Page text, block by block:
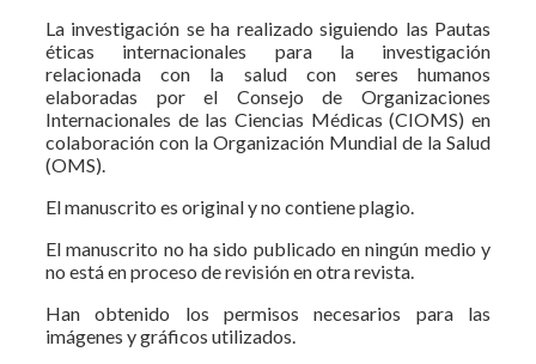
La investigación se ha realizado siguiendo las Pautas
éticas internacionales para la investigación
relacionada con la salud con seres humanos
elaboradas por el Consejo de Organizaciones
Internacionales de las Ciencias Médicas (CIOMS) en
colaboración con la Organización Mundial de la Salud
(OMS).
El manuscrito es original y no contiene plagio.
El manuscrito no ha sido publicado en ningún medio y
no está en proceso de revisión en otra revista.
Han obtenido los permisos necesarios para las
imágenes y gráficos utilizados.